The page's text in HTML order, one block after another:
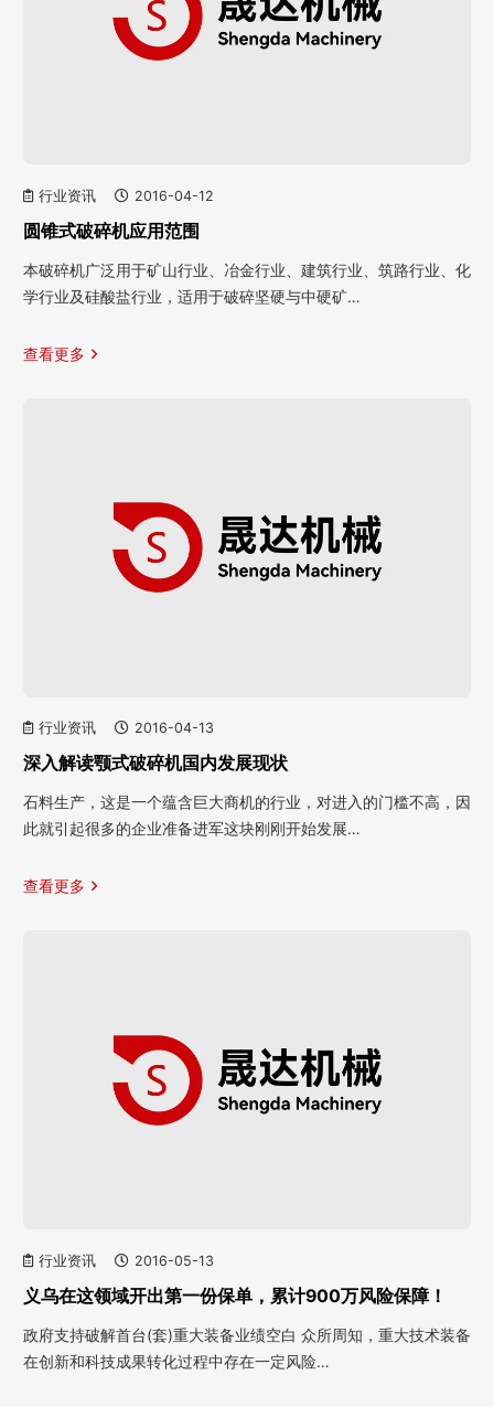
行业资讯 2016-04-12
圆锥式破碎机应用范围
本破碎机广泛用于矿山行业、冶金行业、建筑行业、筑路行业、化
学行业及硅酸盐行业，适用于破碎坚硬与中硬矿…
查看更多
行业资讯 2016-04-13
深入解读颚式破碎机国内发展现状
石料生产，这是一个蕴含巨大商机的行业，对进入的门槛不高，因
此就引起很多的企业准备进军这块刚刚开始发展…
查看更多
行业资讯 2016-05-13
义乌在这领域开出第一份保单，累计900万风险保障！
政府支持破解首台(套)重大装备业绩空白 众所周知，重大技术装备
在创新和科技成果转化过程中存在一定风险…